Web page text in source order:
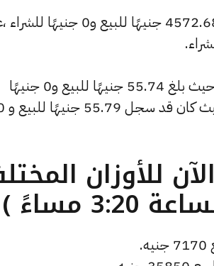
كما شهد سعر الأونصة بالدولار تراجعًا بقيمة 0 جنيهًا ليبلغ 4572.68 جنيهًا للبيع
كما شهد سعر دولار الصاغة انخفاضًا بالسوق المصري الآن، حيث بلغ 55.74 جنيهًا للبيع و0 جنيهًا
للشراء، منخفضًا بمقدار 0
ما هو سعر الذهب عيار 21 الآن للأوزان